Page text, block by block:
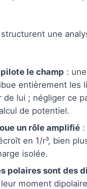
une
le champ :
entièrement les
de lui ; négliger ce
de potentiel.
un rôle amplifié
en 1/r³, bien
isolée.
polaires sont des
moment